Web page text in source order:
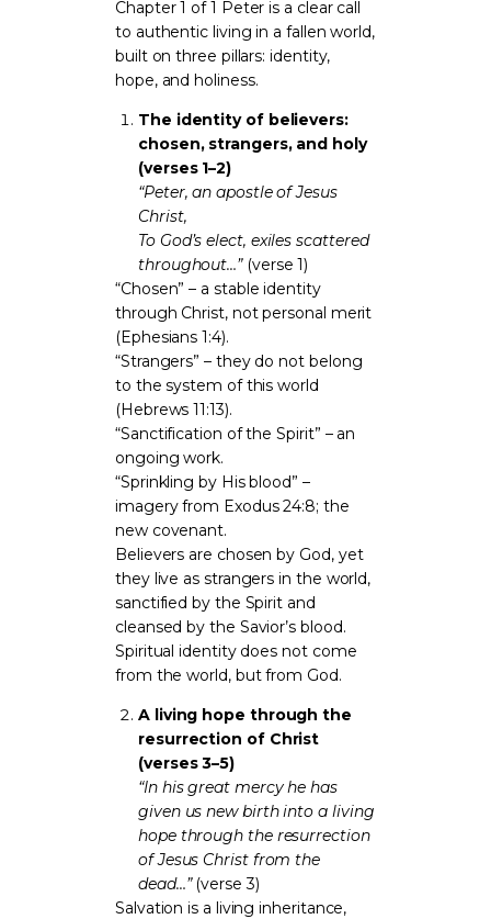
Chapter 1 of 1 Peter is a clear call
to authentic living in a fallen world,
built on three pillars: identity,
hope, and holiness.
The identity of believers:
chosen, strangers, and holy
(verses 1–2)
“Peter, an apostle of Jesus
Christ,
To God’s elect, exiles scattered
throughout…”(verse 1)
“Chosen” – a stable identity
through Christ, not personal merit
(Ephesians 1:4).
“Strangers” – they do not belong
to the system of this world
(Hebrews 11:13).
“Sanctification of the Spirit” – an
ongoing work.
“Sprinkling by His blood” –
imagery from Exodus 24:8; the
new covenant.
Believers are chosen by God, yet
they live as strangers in the world,
sanctified by the Spirit and
cleansed by the Savior’s blood.
Spiritual identity does not come
from the world, but from God.
A living hope through the
resurrection of Christ
(verses 3–5)
“In his great mercy he has
given us new birth into a living
hope through the resurrection
of Jesus Christ from the
dead…”(verse 3)
Salvation is a living inheritance,